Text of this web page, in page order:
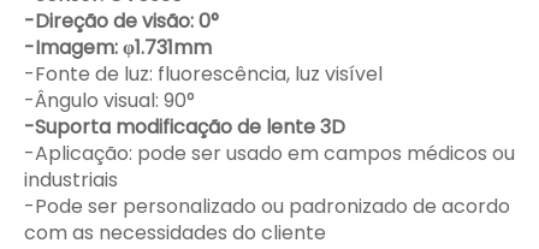
-Direção de visão: 0°
-Imagem: φ1.731mm
-Fonte de luz: fluorescência, luz visível
-Ângulo visual: 90°
-Suporta modificação de lente 3D
-Aplicação: pode ser usado em campos médicos ou
industriais
-Pode ser personalizado ou padronizado de acordo
com as necessidades do cliente